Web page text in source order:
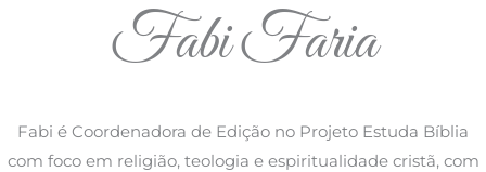
Fabi Faria
Fabi é Coordenadora de Edição no Projeto Estuda Bíblia
com foco em religião, teologia e espiritualidade cristã, com